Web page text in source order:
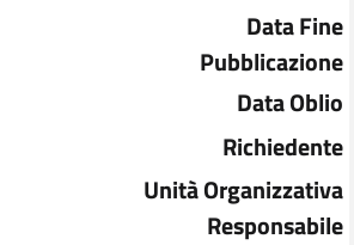
Data Fine
Pubblicazione
Data Oblio
Richiedente
Unità Organizzativa
Responsabile